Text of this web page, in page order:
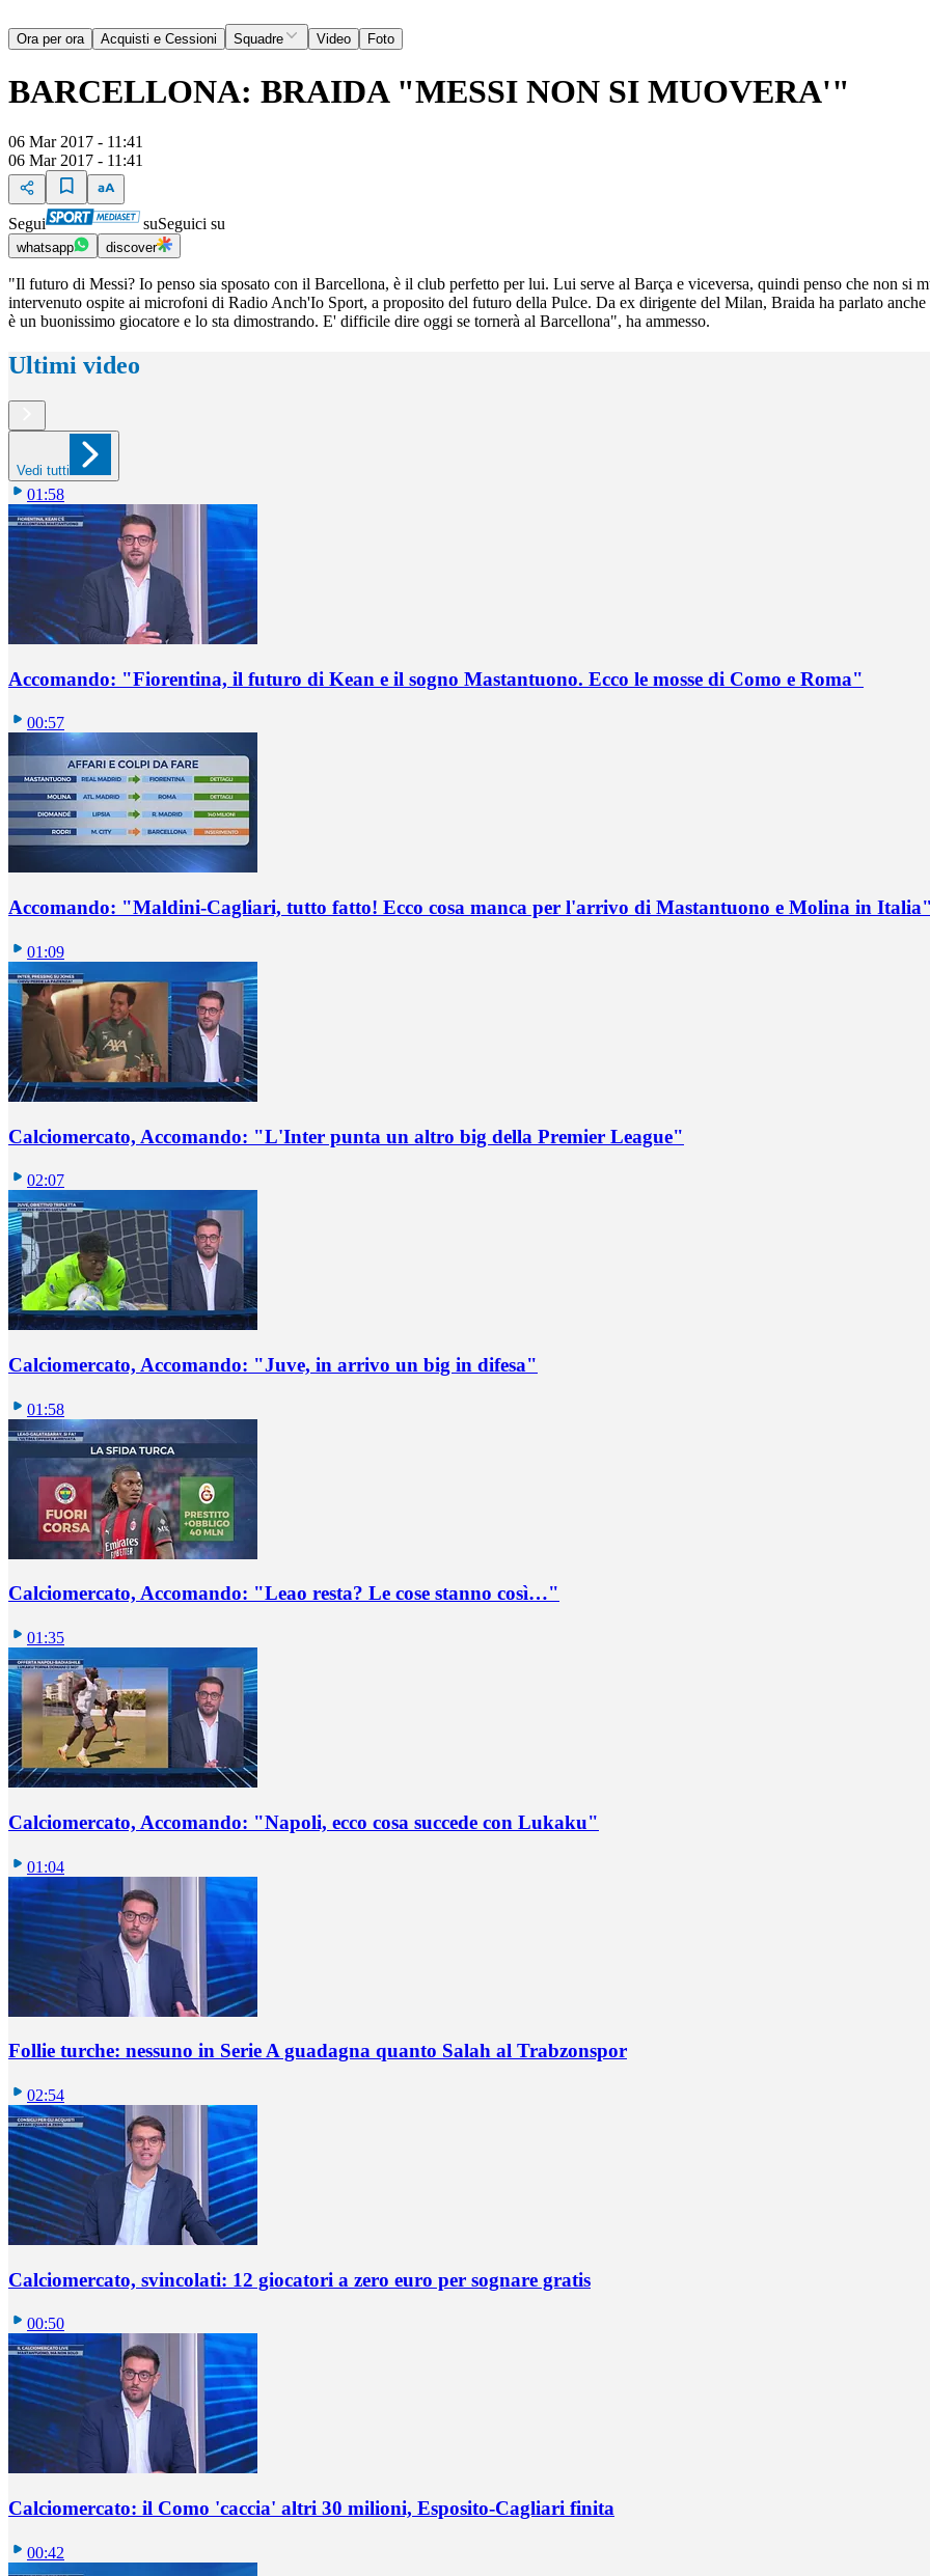
Ora per ora Acquisti e Cessioni Squadre Video Foto
BARCELLONA: BRAIDA "MESSI NON SI MUOVERA'"
06 Mar 2017 - 11:41
06 Mar 2017 - 11:41
Segui suSeguici su
whatsapp discover
"Il futuro di Messi? Io penso sia sposato con il Barcellona, è il club perfetto per lui. Lui serve al Barça e viceversa, quindi penso che non
intervenuto ospite ai microfoni di Radio Anch'Io Sport, a proposito del futuro della Pulce. Da ex dirigente del Milan, Braida ha parlato
è un buonissimo giocatore e lo sta dimostrando. E' difficile dire oggi se tornerà al Barcellona", ha ammesso.
Ultimi video
Vedi tutti
01:58
Accomando: "Fiorentina, il futuro di Kean e il sogno Mastantuono. Ecco le mosse di Como e Roma"
00:57
Accomando: "Maldini-Cagliari, tutto fatto! Ecco cosa manca per l'arrivo di Mastantuono e Molina in
01:09
Calciomercato, Accomando: "L'Inter punta un altro big della Premier League"
02:07
Calciomercato, Accomando: "Juve, in arrivo un big in difesa"
01:58
Calciomercato, Accomando: "Leao resta? Le cose stanno così…"
01:35
Calciomercato, Accomando: "Napoli, ecco cosa succede con Lukaku"
01:04
Follie turche: nessuno in Serie A guadagna quanto Salah al Trabzonspor
02:54
Calciomercato, svincolati: 12 giocatori a zero euro per sognare gratis
00:50
Calciomercato: il Como 'caccia' altri 30 milioni, Esposito-Cagliari finita
00:42